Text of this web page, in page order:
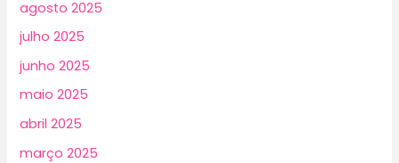
agosto 2025
julho 2025
junho 2025
maio 2025
abril 2025
março 2025